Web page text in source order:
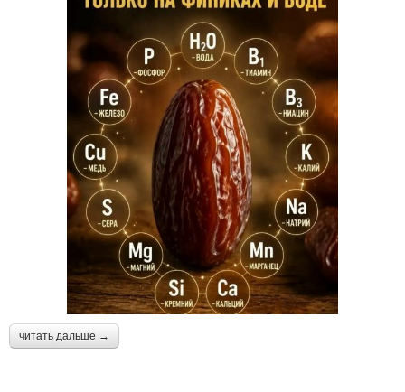
читать дальше →